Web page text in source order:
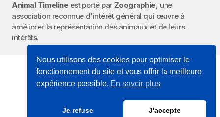
Animal Timeline est porté par Zoographie, une
association reconnue d'intérêt général qui œuvre à
améliorer la représentation des animaux et de leurs
intérêts.
Nous utilisons des cookies pour optimiser le
fonctionnement du site et vous offrir la meilleure
expérience possible. En savoir plus
Je refuse J'accepte